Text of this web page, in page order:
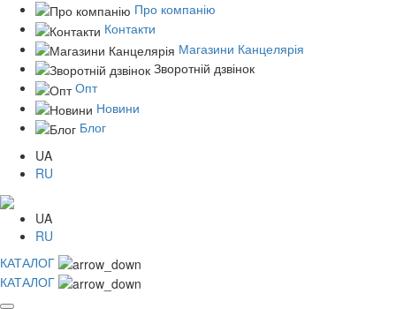
Про компанію
Контакти
Магазини Канцелярія
Зворотній дзвінок
Опт
Новини
Блог
UA
RU
UA
RU
КАТАЛОГ
КАТАЛОГ